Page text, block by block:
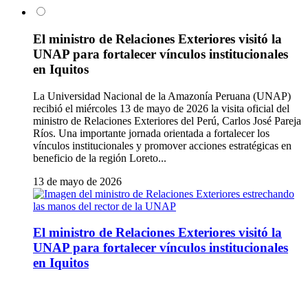
El ministro de Relaciones Exteriores visitó la
UNAP para fortalecer vínculos institucionales
en Iquitos
La Universidad Nacional de la Amazonía Peruana (UNAP)
recibió el miércoles 13 de mayo de 2026 la visita oficial del
ministro de Relaciones Exteriores del Perú, Carlos José Pareja
Ríos. Una importante jornada orientada a fortalecer los
vínculos institucionales y promover acciones estratégicas en
beneficio de la región Loreto...
13 de mayo de 2026
El ministro de Relaciones Exteriores visitó la
UNAP para fortalecer vínculos institucionales
en Iquitos